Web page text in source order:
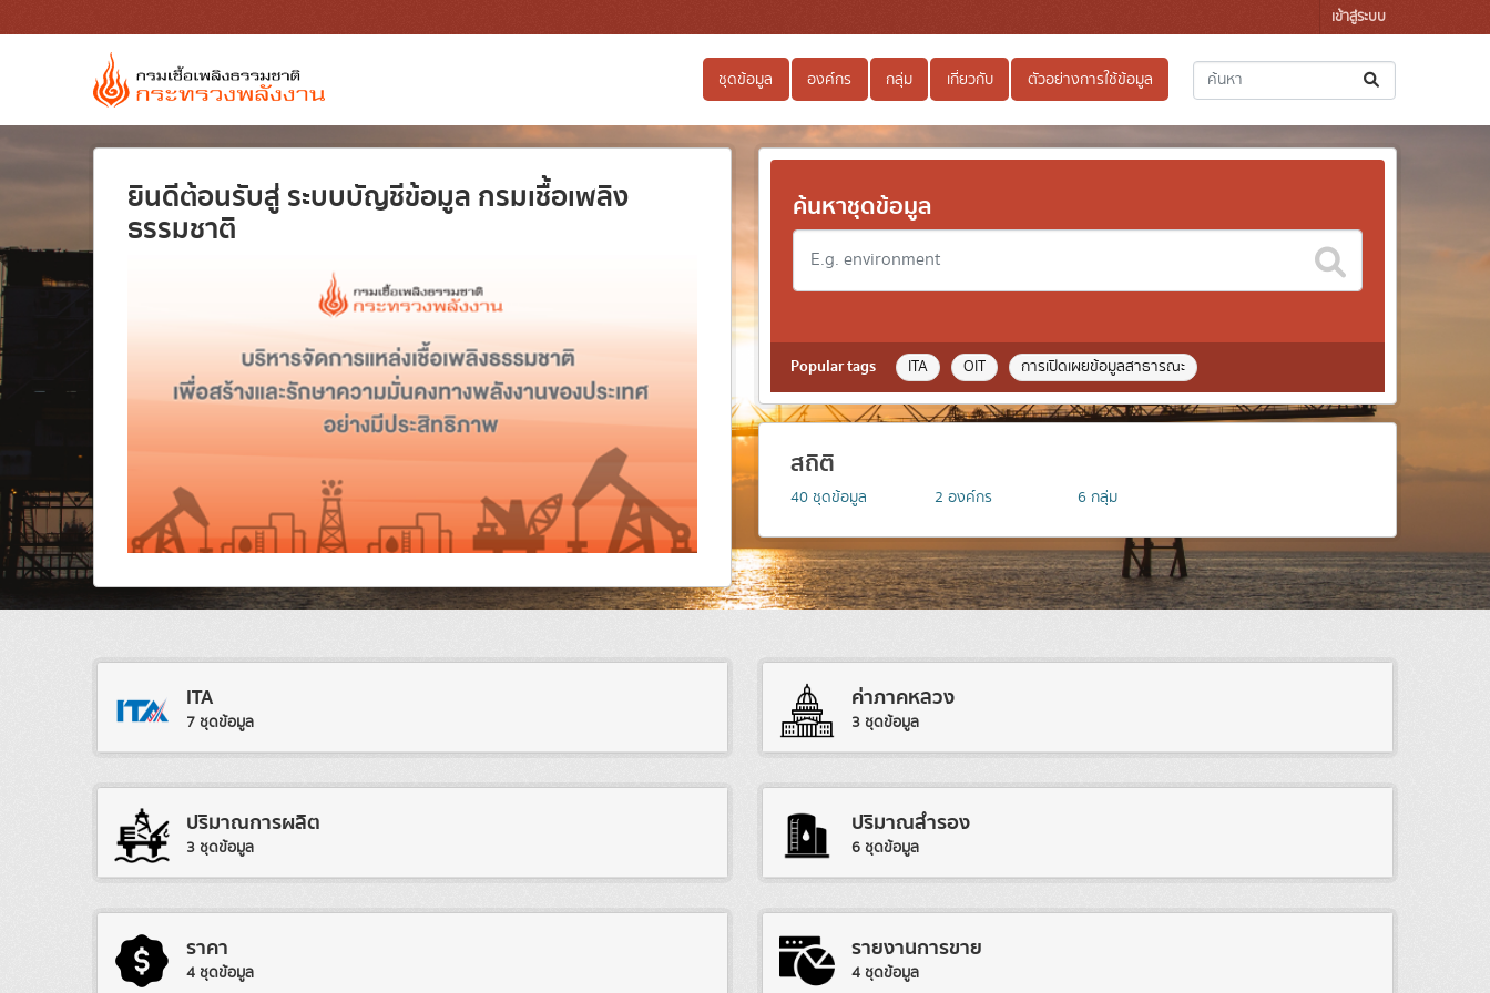
เข้าสู่ระบบ
ชุดข้อมูล องค์กร กลุ่ม เกี่ยวกับ ตัวอย่างการใช้ข้อมูล
ยินดีต้อนรับสู่ ระบบบัญชีข้อมูล กรมเชื้อเพลิง
ธรรมชาติ
ค้นหาชุดข้อมูล
Popular tags ITA OIT การเปิดเผยข้อมูลสาธารณะ
สถิติ
40 ชุดข้อมูล 2 องค์กร 6 กลุ่ม
ITA
7 ชุดข้อมูล
ค่าภาคหลวง
3 ชุดข้อมูล
ปริมาณการผลิต
3 ชุดข้อมูล
ปริมาณสำรอง
6 ชุดข้อมูล
ราคา
4 ชุดข้อมูล
รายงานการขาย
4 ชุดข้อมูล